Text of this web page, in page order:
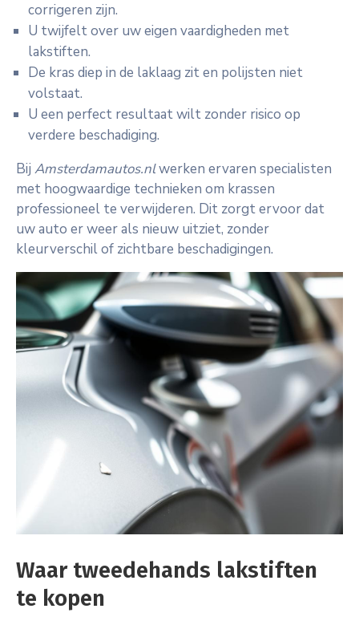
corrigeren zijn.
U twijfelt over uw eigen vaardigheden met
lakstiften.
De kras diep in de laklaag zit en polijsten niet
volstaat.
U een perfect resultaat wilt zonder risico op
verdere beschadiging.
Bij Amsterdamautos.nlwerken ervaren specialisten
met hoogwaardige technieken om krassen
professioneel te verwijderen. Dit zorgt ervoor dat
uw auto er weer als nieuw uitziet, zonder
kleurverschil of zichtbare beschadigingen.
Waar tweedehands lakstiften
te kopen